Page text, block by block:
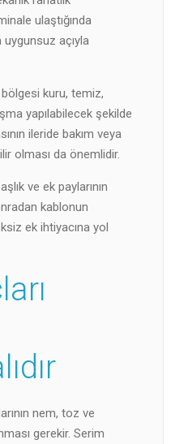
ulaştığında
açıyla
kuru, temiz,
yapılabilecek şekilde
ileride bakım veya
olması da önemlidir.
ve ek paylarının
kablonun
ek ihtiyacına yol
nem, toz ve
gerekir. Serim